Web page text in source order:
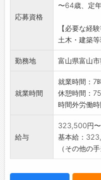
応募資格
〜64歳、定
【必要な経験
土木・建築
勤務地 富山県富山
就業時間
就業時間：7
休憩時間：
時間外労働
給与
323,500円
基本給：
（その他の